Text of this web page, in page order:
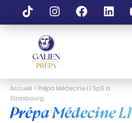
Accueil > Prépa Médecine L1 SpS à
Strasbourg
Prépa Médecine L1